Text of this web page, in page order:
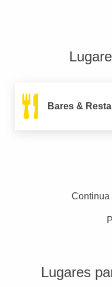
Bares &
Continua
Lugares